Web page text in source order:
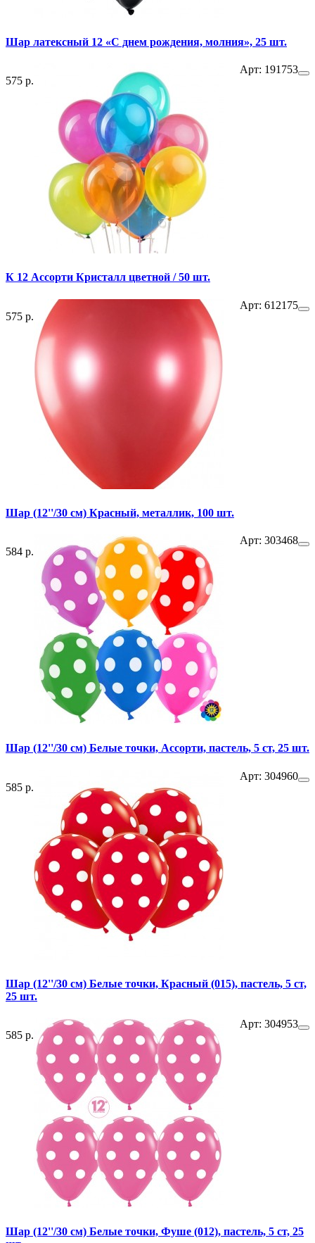
Шар латексный 12 «С днем рождения, молния», 25 шт.
575 р.
Арт: 191753
К 12 Ассорти Кристалл цветной / 50 шт.
575 р.
Арт: 612175
Шар (12''/30 см) Красный, металлик, 100 шт.
584 р.
Арт: 303468
Шар (12''/30 см) Белые точки, Ассорти, пастель, 5 ст, 25 шт.
585 р.
Арт: 304960
Шар (12''/30 см) Белые точки, Красный (015), пастель, 5 ст,
25 шт.
585 р.
Арт: 304953
Шар (12''/30 см) Белые точки, Фуше (012), пастель, 5 ст, 25